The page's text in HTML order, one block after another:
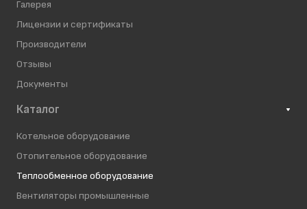
Галерея
Лицензии и сертификаты
Производители
Отзывы
Документы
Каталог
Котельное оборудование
Отопительное оборудование
Теплообменное оборудование
Вентиляторы промышленные